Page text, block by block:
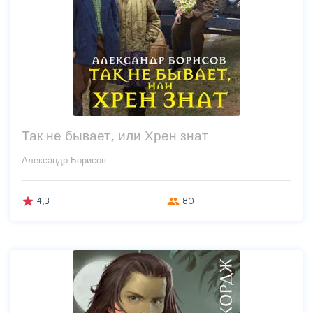
Так не бывает, или Хрен знат
Александр Борисов
grade 4,3 group 80